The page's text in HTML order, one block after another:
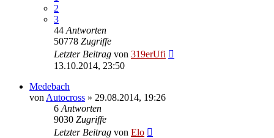
2
3
44 Antworten
50778 Zugriffe
Letzter Beitrag von 319erUfi
13.10.2014, 23:50
Medebach
von Autocross » 29.08.2014, 19:26
6 Antworten
9030 Zugriffe
Letzter Beitrag von Elo